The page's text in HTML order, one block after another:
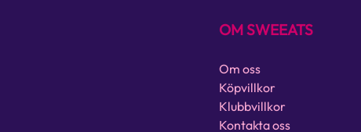
OM SWEEATS
Om oss
Köpvillkor
Klubbvillkor
Kontakta oss